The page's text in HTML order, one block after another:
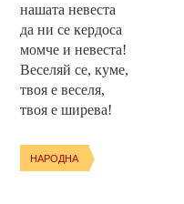
нашата невеста
да ни се кердоса
момче и невеста!
Веселяй се, куме,
твоя е веселя,
твоя е ширева!
НАРОДНА